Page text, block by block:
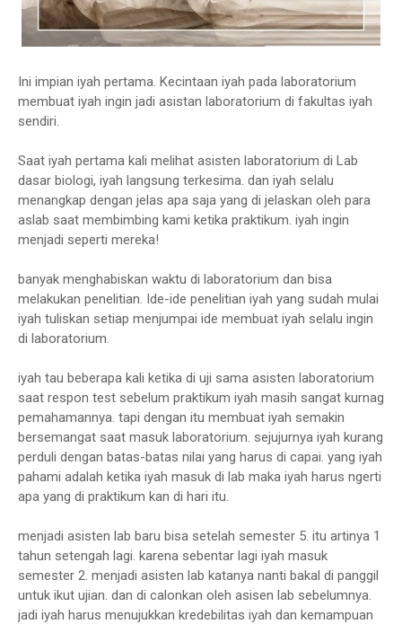
Ini impian iyah pertama. Kecintaan iyah pada laboratorium
membuat iyah ingin jadi asistan laboratorium di fakultas iyah
sendiri.
Saat iyah pertama kali melihat asisten laboratorium di Lab
dasar biologi, iyah langsung terkesima. dan iyah selalu
menangkap dengan jelas apa saja yang di jelaskan oleh para
aslab saat membimbing kami ketika praktikum. iyah ingin
menjadi seperti mereka!
banyak menghabiskan waktu di laboratorium dan bisa
melakukan penelitian. Ide-ide penelitian iyah yang sudah mulai
iyah tuliskan setiap menjumpai ide membuat iyah selalu ingin
di laboratorium.
iyah tau beberapa kali ketika di uji sama asisten laboratorium
saat respon test sebelum praktikum iyah masih sangat kurnag
pemahamannya. tapi dengan itu membuat iyah semakin
bersemangat saat masuk laboratorium. sejujurnya iyah kurang
perduli dengan batas-batas nilai yang harus di capai. yang iyah
pahami adalah ketika iyah masuk di lab maka iyah harus ngerti
apa yang di praktikum kan di hari itu.
menjadi asisten lab baru bisa setelah semester 5. itu artinya 1
tahun setengah lagi. karena sebentar lagi iyah masuk
semester 2. menjadi asisten lab katanya nanti bakal di panggil
untuk ikut ujian. dan di calonkan oleh asisen lab sebelumnya.
jadi iyah harus menujukkan kredebilitas iyah dan kemampuan